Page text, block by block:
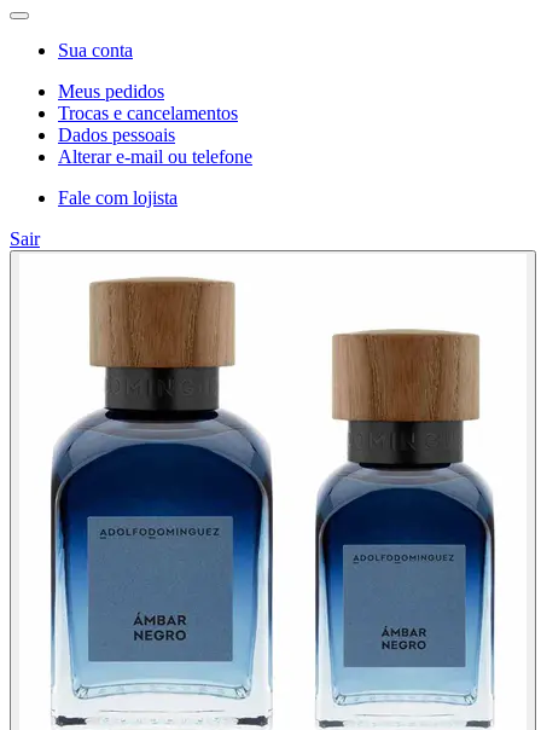
Sua conta
Meus pedidos
Trocas e cancelamentos
Dados pessoais
Alterar e-mail ou telefone
Fale com lojista
Sair